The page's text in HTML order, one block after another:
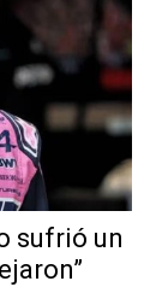
sufrió un